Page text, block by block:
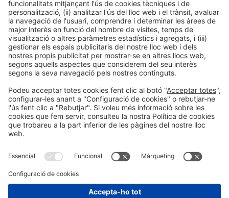
Avís legal
Política de privacitat
Política de cookies
#HOSTELCO2026